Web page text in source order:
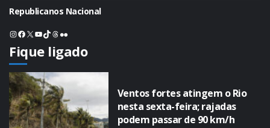
Republicanos Nacional
Instagram
Facebook
X Youtube
TikTok
Threads
Flickr
Fique ligado
Ventos fortes atingem o Rio
nesta sexta-feira; rajadas
podem passar de 90 km/h